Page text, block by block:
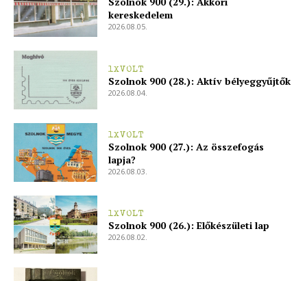
kereskedelem
2026.08.05.
1XVOLT
Szolnok 900 (28.): Aktív bélyeggyűjtők
2026.08.04.
1XVOLT
Szolnok 900 (27.): Az összefogás
lapja?
2026.08.03.
1XVOLT
Szolnok 900 (26.): Előkészületi lap
2026.08.02.